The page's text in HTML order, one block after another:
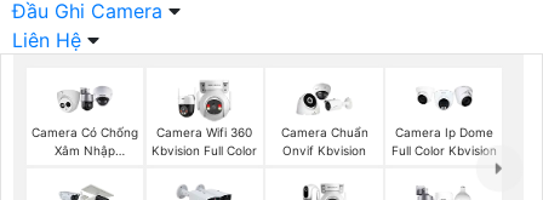
Đầu Ghi Camera
Liên Hệ
Camera Có Chống
Xâm Nhập
Camera Wifi 360
Kbvision Full Color
Camera Chuẩn
Onvif Kbvision
Camera Ip Dome
Full Color Kbvision